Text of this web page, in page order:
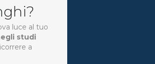
luce al tuo
studi
a